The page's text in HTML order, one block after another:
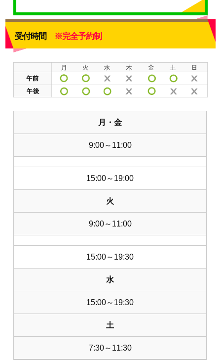
受付時間 ※完全予約制
月・金
9:00～11:00
15:00～19:00
火
9:00～11:00
15:00～19:30
水
15:00～19:30
土
7:30～11:30